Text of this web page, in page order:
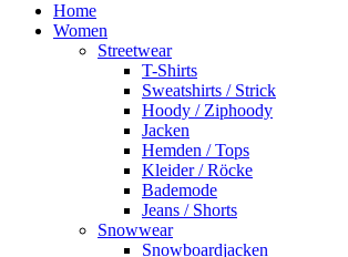
Home
Women
Streetwear
T-Shirts
Sweatshirts / Strick
Hoody / Ziphoody
Jacken
Hemden / Tops
Kleider / Röcke
Bademode
Jeans / Shorts
Snowwear
Snowboardjacken